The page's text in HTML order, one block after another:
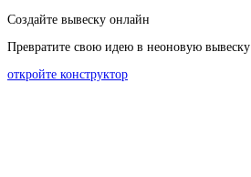
Создайте вывеску онлайн
Превратите свою идею в неоновую вывеску
откройте конструктор